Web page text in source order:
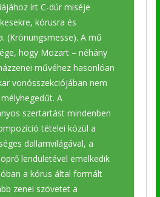
írt C-dúr miséje
kórusra és
(Krönungsmesse). A mű
hogy Mozart – néhány
művéhez hasonlóan
vonósszekciójában nem
A
szertartást mindenben
tételei közül a
dallamvilágával, a
lendületével emelkedik
a kórus által formált
zenei szövetet a